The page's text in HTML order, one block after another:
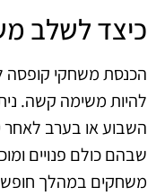
כיצד לשלב
הכנסת משחקי קופסה
להיות משימה קשה.
השבוע או בערב לאחר
שבהם כולם פנויים
משחקים במהלך